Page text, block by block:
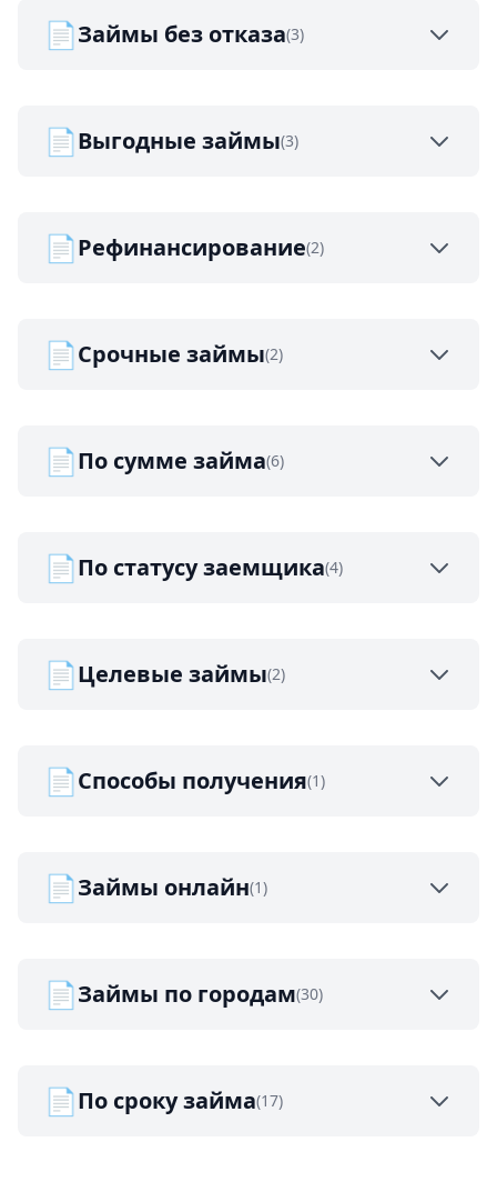
📄Займы без отказа(3)
📄Выгодные займы(3)
📄Рефинансирование(2)
📄Срочные займы(2)
📄По сумме займа(6)
📄По статусу заемщика(4)
📄Целевые займы(2)
📄Способы получения(1)
📄Займы онлайн(1)
📄Займы по городам(30)
📄По сроку займа(17)